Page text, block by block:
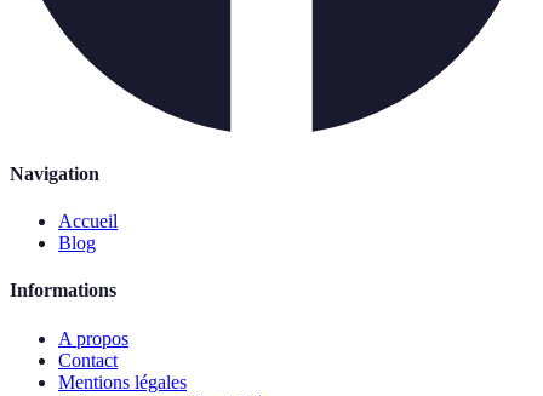
Navigation
Accueil
Blog
Informations
A propos
Contact
Mentions légales